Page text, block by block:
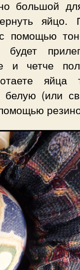
большой
яйцо.
помощью
и четче
яйца
(или